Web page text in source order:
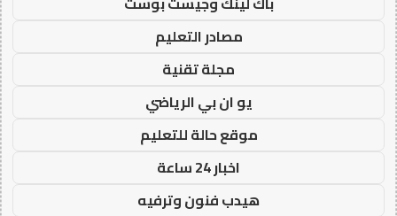
مصادر التعليم
مجلة تقنية
يو ان بي الرياضي
موقع حالة للتعليم
اخبار 24 ساعة
هيدب فنون وترفيه